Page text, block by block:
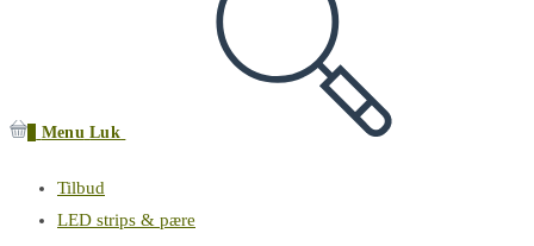
Menu Luk
Tilbud
LED strips & pære